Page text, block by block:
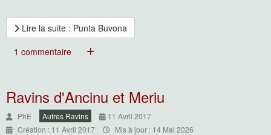
Lire la suite : Punta Buvona
1 commentaire
Ravins d'Ancinu et Meriu
PhE Autres Ravins
11 Avril 2017
Création : 11 Avril 2017
Mis à jour : 14 Mai 2026